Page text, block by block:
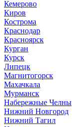
Кемерово
Киров
Кострома
Краснодар
Красноярск
Курган
Курск
Липецк
Магнитогорск
Махачкала
Мурманск
Набережные Челны
Нижний Новгород
Нижний Тагил